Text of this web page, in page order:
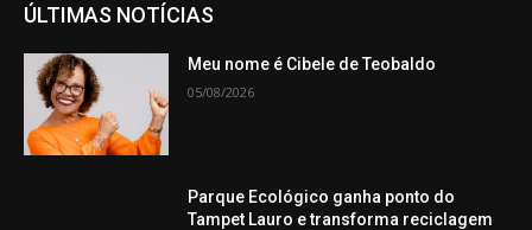
ÚLTIMAS NOTÍCIAS
Meu nome é Cibele de Teobaldo
05/08/2026
Parque Ecológico ganha ponto do
Tampet Lauro e transforma reciclagem